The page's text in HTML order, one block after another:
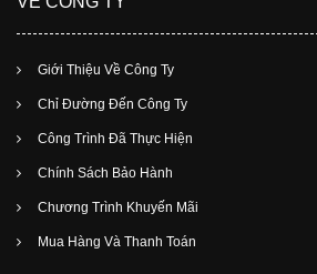
Giới Thiệu Về Công Ty
Chỉ Đường Đến Công Ty
Công Trình Đã Thực Hiện
Chính Sách Bảo Hành
Chương Trình Khuyến Mãi
Mua Hàng Và Thanh Toán